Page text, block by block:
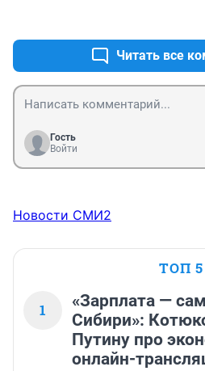
Читать все
Гость
Войти
Новости СМИ2
ТОП 5
1
«Зарплата —
Сибири»:
Путину про
онлайн-